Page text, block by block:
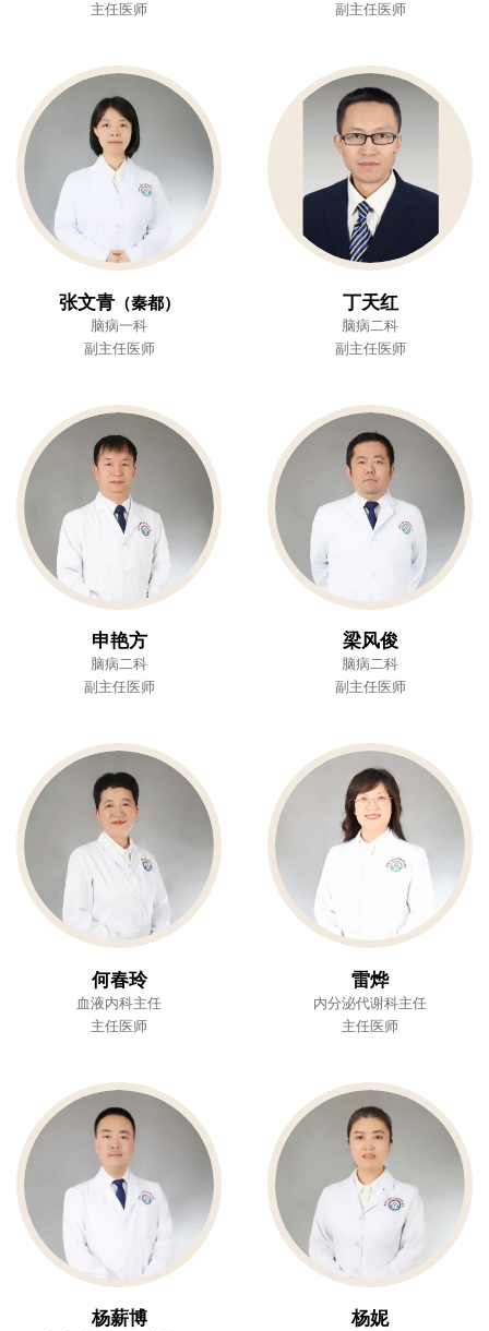
主任医师 副主任医师
张文青（秦都）
脑病一科
副主任医师
丁天红
脑病二科
副主任医师
申艳方
脑病二科
副主任医师
梁风俊
脑病二科
副主任医师
何春玲
血液内科主任
主任医师
雷烨
内分泌代谢科主任
主任医师
杨薪博 杨妮